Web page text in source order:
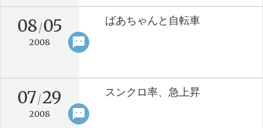
sms
08/05
2008
ばあちゃんと自転車
keyboard_arrow_right
sms
07/29
2008
スンクロ率、急上昇
keyboard_arrow_right